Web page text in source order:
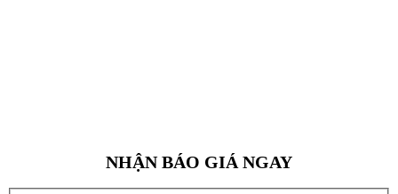
NHẬN BÁO GIÁ NGAY